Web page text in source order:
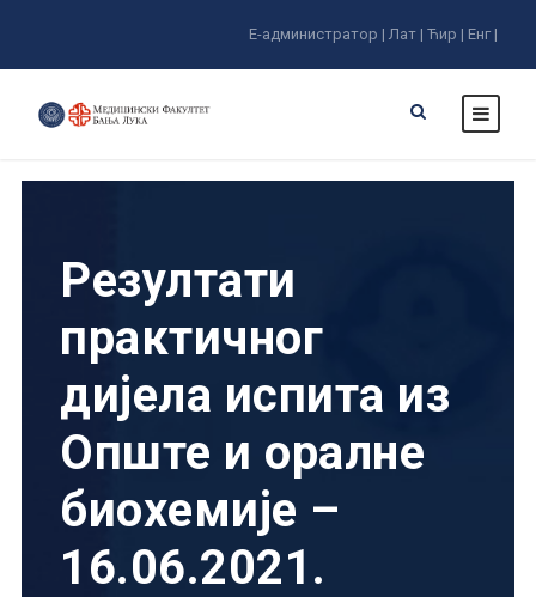
Е-администратор | Лат | Ћир | Енг |
Резултати
практичног
дијела испита из
Опште и оралне
биохемије –
16.06.2021.